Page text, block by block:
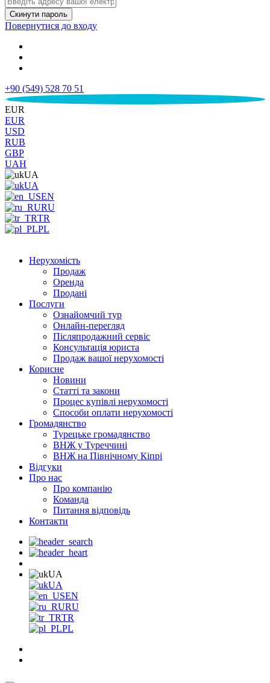
Скинути пароль
Повернутися до входу
+90 (549) 528 70 51
€
EUR
EUR
USD
RUB
GBP
UAH
UA
UA
EN
RU
TR
PL
Нерухомість
Продаж
Оренда
Продані
Послуги
Ознайомчий тур
Онлайн-перегляд
Післяпродажний сервіс
Консультація юриста
Продаж вашої нерухомості
Корисне
Новини
Статті та закони
Процес купівлі нерухомості
Способи оплати нерухомості
Громадянство
Турецьке громадянство
ВНЖ у Туреччині
ВНЖ на Північному Кіпрі
Відгуки
Про нас
Про компанію
Команда
Питання відповідь
Контакти
UA
UA
EN
RU
TR
PL